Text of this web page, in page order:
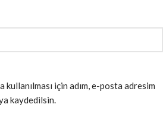
için adım, e-posta adresim
kaydedilsin.